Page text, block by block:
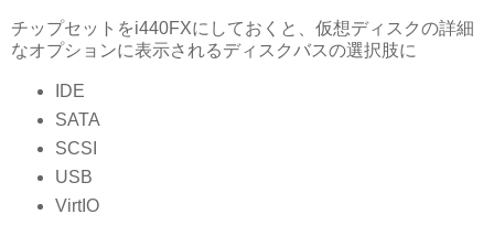
チップセットをi440FXにしておくと、仮想ディスクの詳細
なオプションに表示されるディスクバスの選択肢に
IDE
SATA
SCSI
USB
VirtIO